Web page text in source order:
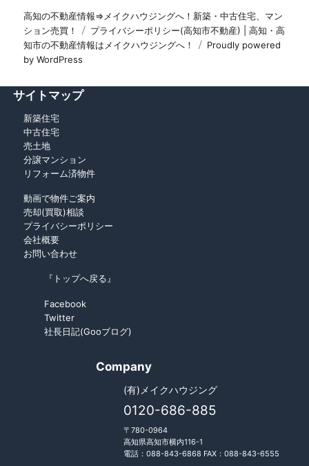
高知の不動産情報⇒メイクハウジングへ！新築・中古住宅、マン
ション売買！
プライバシーポリシー(高知市不動産) | 高知・高
知市の不動産情報はメイクハウジングへ！
Proudly powered
by WordPress
サイトマップ
新築住宅
中古住宅
売土地
分譲マンション
リフォーム済物件
動画で物件ご案内
売却(買取)相談
プライバシーポリシー
会社概要
お問い合わせ
『トップへ戻る』
Facebook
Twitter
社長日記(Gooブログ)
Company
(有)メイクハウジング
0120-686-885
〒780-0964
高知県高知市横内116-1
電話：088-843-6868 FAX：088-843-6555